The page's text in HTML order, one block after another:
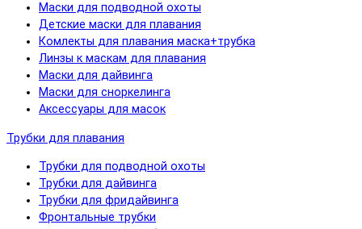
Маски для подводной охоты
Детские маски для плавания
Комлекты для плавания маска+трубка
Линзы к маскам для плавания
Маски для дайвинга
Маски для сноркелинга
Аксессуары для масок
Трубки для плавания
Трубки для подводной охоты
Трубки для дайвинга
Трубки для фридайвинга
Фронтальные трубки